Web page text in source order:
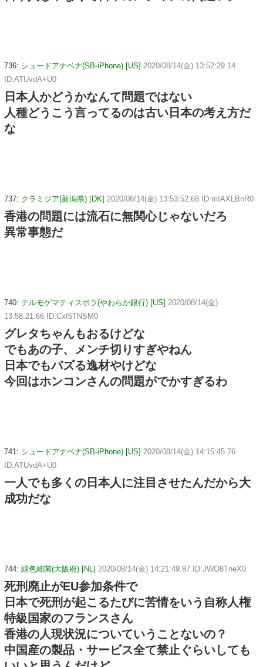
736: シュードアナベナ(SB-iPhone) [US] 2020/08/14(金) 13:52:29.14
ID:ATUvdA+U0
日本人かどうかなんて問題ではない
人種どうこう言ってるのは古い日本の考え方だ
な
737: クラミジア(新潟県) [DK] 2020/08/14(金) 13:53:52.68 ID:mIAXLBnR0
香港の問題には流石に無関心じゃないだろ
異常事態だ
740: テルモゲマティスポラ(やわらか銀行) [US] 2020/08/14(金)
13:58:21.66 ID:Cxf5TNSM0
グレタちゃんもおるけどな
でもあの子、メンチ切りすぎやねん
日本でもバズる逸材やけどな
今回はホンコンさんの問題がでかすぎるわ
741: シュードアナベナ(SB-iPhone) [US] 2020/08/14(金) 14:15:45.76
ID:ATUvdA+U0
一人でも多くの日本人に注目させたんだから大
成功だな
744: 緑色細菌(大阪府) [NL] 2020/08/14(金) 14:21:49.87 ID:JWO8TneX0
死刑廃止がEU参加条件で
日本で死刑が起こるたびに苦情をいう自称人権
特級国家のフランスさん
香港の人現状況についていうことないの？
中国産の製品・サービス全て禁止ぐらいしても